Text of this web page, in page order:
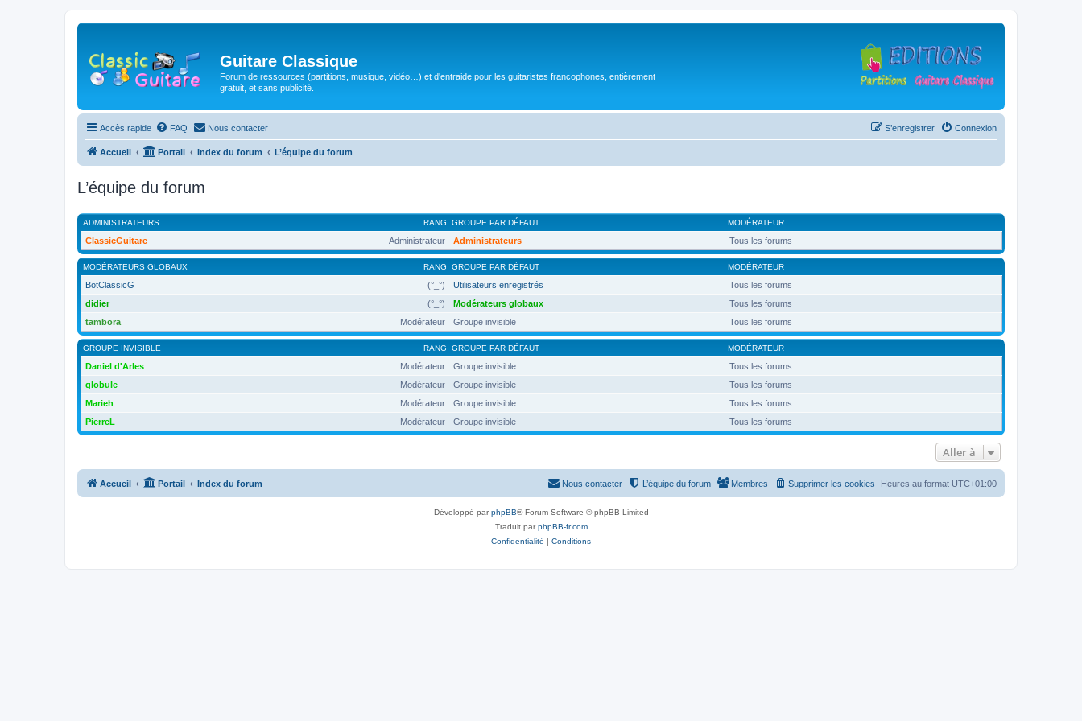
Guitare Classique
Forum de ressources (partitions, musique, vidéo…) et d'entraide pour les guitaristes francophones, entièrement
gratuit, et sans publicité.
Accès rapide FAQ Nous contacter Connexion
S’enregistrer
Accueil Portail Index du forum L’équipe du forum
L’équipe du forum
RANG
ADMINISTRATEURS GROUPE PAR DÉFAUT MODÉRATEUR
Administrateur
ClassicGuitare Administrateurs Tous les forums
RANG
MODÉRATEURS GLOBAUX GROUPE PAR DÉFAUT MODÉRATEUR
(°_°)
BotClassicG Utilisateurs enregistrés
Tous les forums
(°_°)
didier Modérateurs globaux
Tous les forums
Modérateur
tambora Groupe invisible Tous les forums
RANG
GROUPE INVISIBLE GROUPE PAR DÉFAUT MODÉRATEUR
Modérateur
Daniel d'Arles Groupe invisible
Tous les forums
Modérateur
globule Groupe invisible
Tous les forums
Modérateur
Marieh Groupe invisible
Tous les forums
Modérateur
PierreL Groupe invisible Tous les forums
Aller à
Accueil Portail Index du forum Heures au format UTC+01:00
Supprimer les cookies
Membres
L’équipe du forum
Nous contacter
Développé parphpBB® Forum Software © phpBB Limited
Traduit parphpBB-fr.com
Confidentialité | Conditions